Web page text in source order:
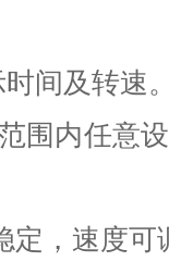
间及转速
围内任意
定，速度可